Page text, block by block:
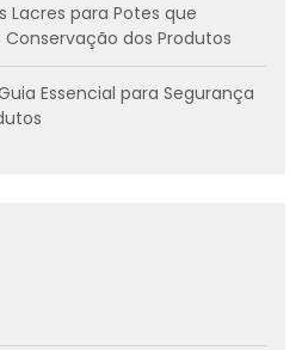
Lacres para Potes que
dos Produtos
Essencial para Segurança